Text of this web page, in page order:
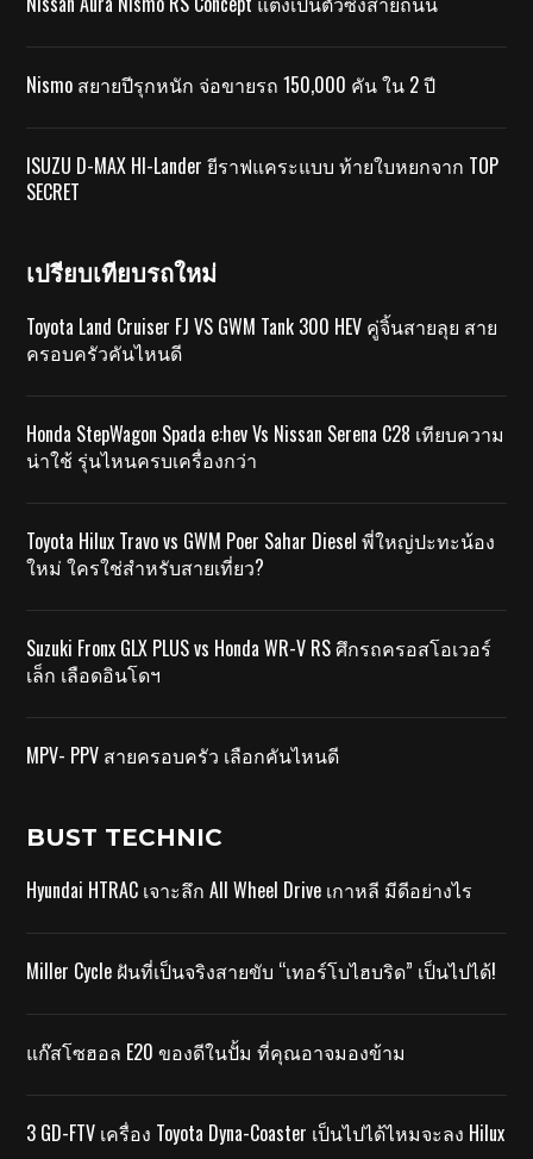
Nismo สยายปีรุกหนัก จ่อขายรถ 150,000 คัน ใน 2 ปี
ISUZU D-MAX HI-Lander ยีราฟแคระแบบ ท้ายใบหยกจาก TOP
SECRET
เปรียบเทียบรถใหม่
Toyota Land Cruiser FJ VS GWM Tank 300 HEV คู่จิ้นสายลุย สาย
ครอบครัวคันไหนดี
Honda StepWagon Spada e:hev Vs Nissan Serena C28 เทียบความ
น่าใช้ รุ่นไหนครบเครื่องกว่า
Toyota Hilux Travo vs GWM Poer Sahar Diesel พี่ใหญ่ปะทะน้อง
ใหม่ ใครใช่สำหรับสายเที่ยว?
Suzuki Fronx GLX PLUS vs Honda WR-V RS ศึกรถครอสโอเวอร์
เล็ก เลือดอินโดฯ
MPV- PPV สายครอบครัว เลือกคันไหนดี
BUST TECHNIC
Hyundai HTRAC เจาะลึก All Wheel Drive เกาหลี มีดีอย่างไร
Miller Cycle ฝันที่เป็นจริงสายขับ “เทอร์โบไฮบริด” เป็นไปได้!
แก๊สโซฮอล E20 ของดีในปั้ม ที่คุณอาจมองข้าม
3 GD-FTV เครื่อง Toyota Dyna-Coaster เป็นไปได้ไหมจะลง Hilux